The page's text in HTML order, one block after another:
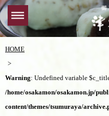
HOME
Warning: Undefined variable
/home/osakamon/osakamon.jp/
content/themes/tsumuraya/